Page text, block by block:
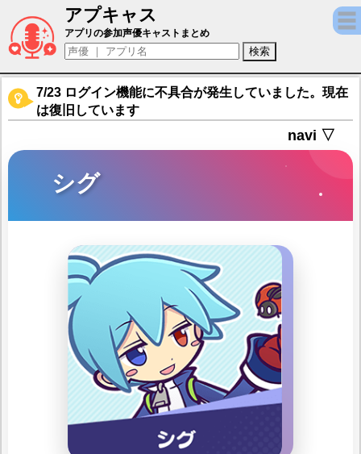
アプキャス
シグ（声優：渕崎ゆり子)【ぷよぷよ!!クエス
アプリの参加声優キャストまとめ
7/23 ログイン機能に不具合が発生していました。現在
は復旧しています
navi ▽
シグ